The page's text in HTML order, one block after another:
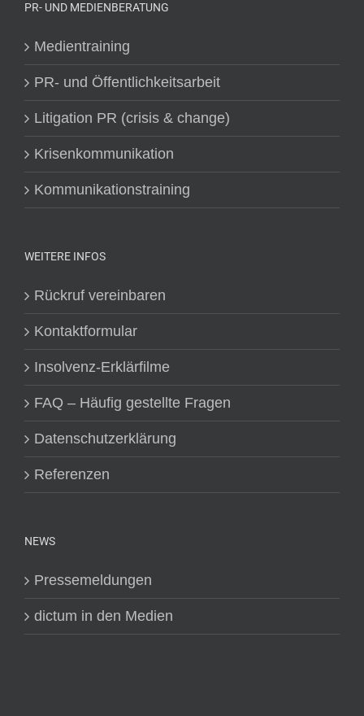
PR- UND MEDIENBERATUNG
Medientraining
PR- und Öffentlichkeitsarbeit
Litigation PR (crisis & change)
Krisenkommunikation
Kommunikationstraining
WEITERE INFOS
Rückruf vereinbaren
Kontaktformular
Insolvenz-Erklärfilme
FAQ – Häufig gestellte Fragen
Datenschutzerklärung
Referenzen
NEWS
Pressemeldungen
dictum in den Medien